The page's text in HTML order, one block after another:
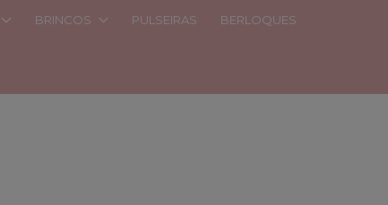
BRINCOS PULSEIRAS BERLOQUES